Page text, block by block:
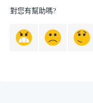
對您有幫助嗎?